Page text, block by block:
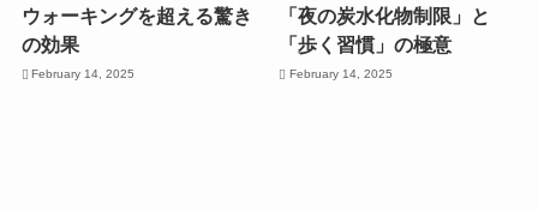
ウォーキングを超える驚き
の効果
February 14, 2025
「夜の炭水化物制限」と
「歩く習慣」の極意
February 14, 2025